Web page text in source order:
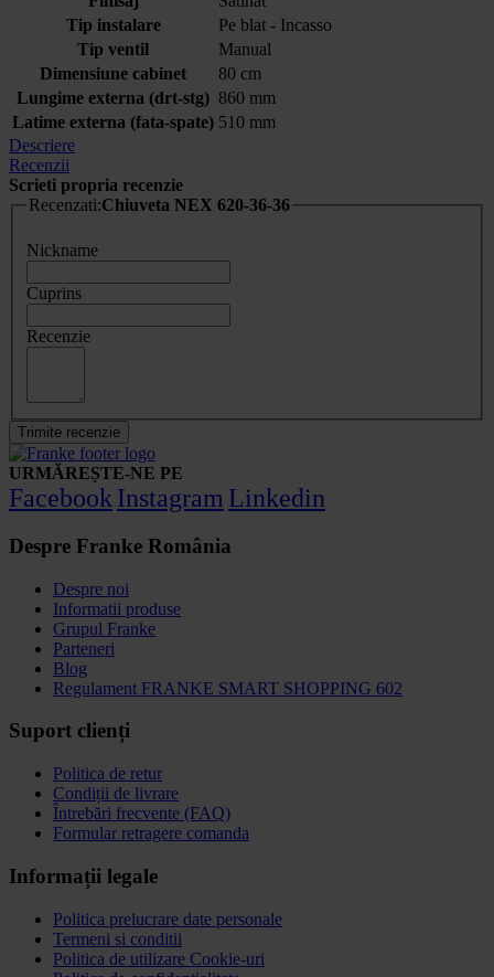
Tip instalare
Pe blat - Incasso
Tip ventil
Manual
Dimensiune cabinet
80 cm
Lungime externa (drt-stg) 860 mm
Latime externa (fata-spate) 510 mm
Descriere
Recenzii
Scrieti propria recenzie
Recenzati:Chiuveta NEX 620-36-36
Nickname
Cuprins
Recenzie
Trimite recenzie
URMĂREȘTE-NE PE
FacebookInstagram Linkedin
Despre Franke România
Despre noi
Informatii produse
Grupul Franke
Parteneri
Blog
Regulament FRANKE SMART SHOPPING 602
Suport clienți
Politica de retur
Condiții de livrare
Întrebări frecvente (FAQ)
Formular retragere comanda
Informații legale
Politica prelucrare date personale
Termeni si conditii
Politica de utilizare Cookie-uri